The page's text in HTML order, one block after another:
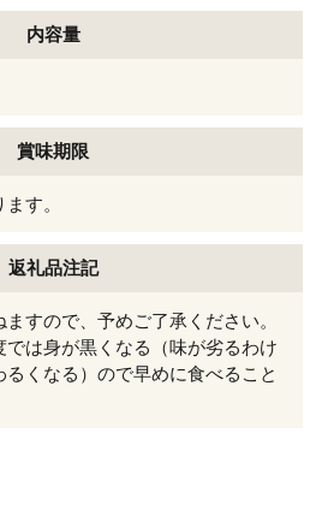
内容量
賞味期限
す。
返礼品注記
すので、予めご了承ください。
は身が黒くなる（味が劣るわけ
くなる）ので早めに食べること